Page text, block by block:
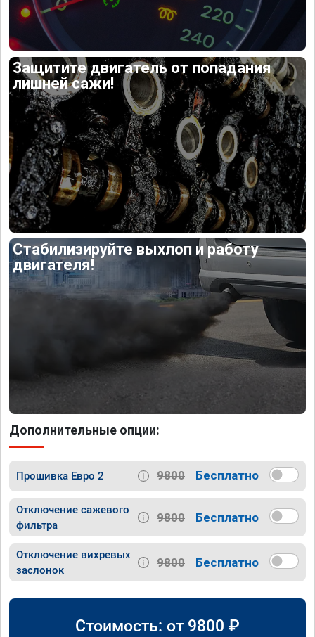
Защитите двигатель от попадания
лишней сажи!
Стабилизируйте выхлоп и работу
двигателя!
Дополнительные опции:
Прошивка Евро 2 9800 Бесплатно
Отключение сажевого
фильтра
9800 Бесплатно
Отключение вихревых
заслонок
9800 Бесплатно
Стоимость: от 9800 ₽